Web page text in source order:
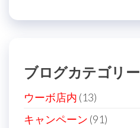
ゲ
シ
ョ
ン
ブログカテゴリー
ウーボ店内 (13)
キャンペーン (91)